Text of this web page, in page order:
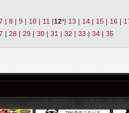
8 9 10 11 12*| 13 14 15 16
28 29 30 31 32 33 34 35